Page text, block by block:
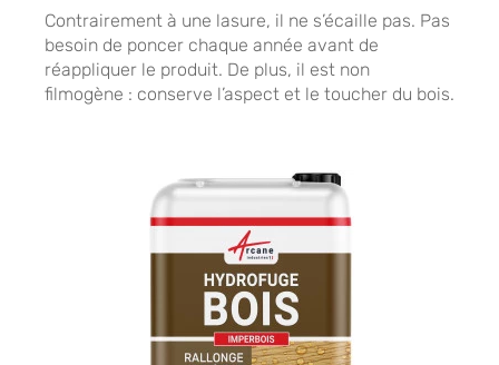
Contrairement à une lasure, il ne s’écaille pas. Pas
besoin de poncer chaque année avant de
réappliquer le produit. De plus, il est non
filmogène : conserve l’aspect et le toucher du bois.